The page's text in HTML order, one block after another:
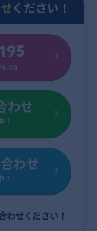
ください！
わせ
わせ
わせください！